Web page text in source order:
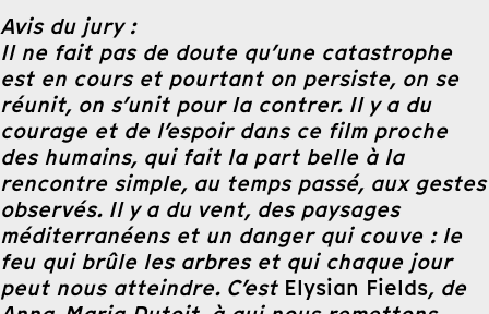
Avis du jury :
Il ne fait pas de doute qu’une catastrophe
est en cours et pourtant on persiste, on se
réunit, on s’unit pour la contrer. Il y a du
courage et de l’espoir dans ce film proche
des humains, qui fait la part belle à la
rencontre simple, au temps passé, aux gestes
observés. Il y a du vent, des paysages
méditerranéens et un danger qui couve : le
feu qui brûle les arbres et qui chaque jour
peut nous atteindre. C’est Elysian Fields, de